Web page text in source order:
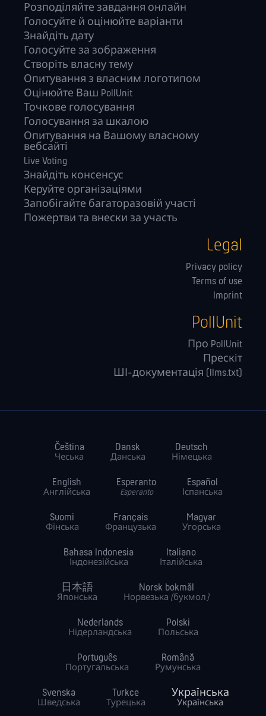
Розподіляйте завдання онлайн
Голосуйте й оцінюйте варіанти
Знайдіть дату
Голосуйте за зображення
Створіть власну тему
Опитування з власним логотипом
Оцінюйте Ваш PollUnit
Точкове голосування
Голосування за шкалою
Опитування на Вашому власному
вебсайті
Live Voting
Знайдіть консенсус
Керуйте орга­нізаціями
Запобігайте багаторазовій участі
Пожертви та внески за участь
Legal
Privacy policy
Terms of use
Imprint
PollUnit
Про PollUnit
Прескіт
ШІ-документація (llms.txt)
Čeština
Чеська
Dansk
Данська
Deutsch
Німецька
English
Англійська
Esperanto
Esperanto
Español
Іспанська
Suomi
Фінська
Français
Французька
Magyar
Угорська
Bahasa Indonesia
Індонезійська
Italiano
Італійська
日本語
Японська
Norsk bokmål
Норвезька (букмол)
Nederlands
Нідерландська
Polski
Польська
Português
Португальська
Română
Румунська
Svenska
Шведська
Turkce
Турецька
Українська
Українська